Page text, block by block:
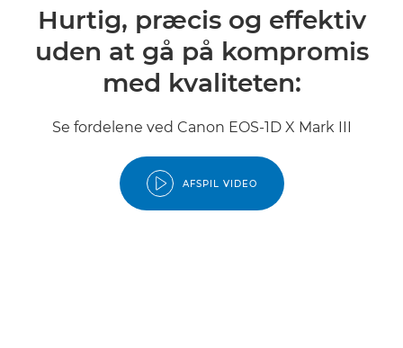
Hurtig, præcis og effektiv
uden at gå på kompromis
med kvaliteten:
Se fordelene ved Canon EOS-1D X Mark III
AFSPIL VIDEO